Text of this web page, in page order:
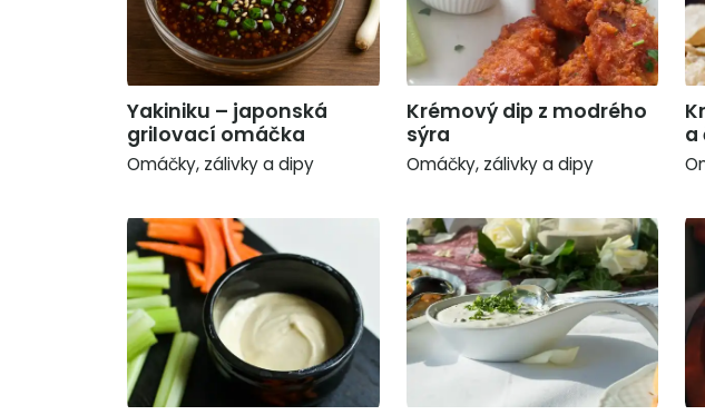
Yakiniku – japonská
grilovací omáčka
Omáčky, zálivky a dipy
Krémový dip z modrého
sýra
Omáčky, zálivky a dipy
a